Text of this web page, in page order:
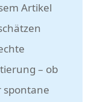
Artikel
– ob
spontane